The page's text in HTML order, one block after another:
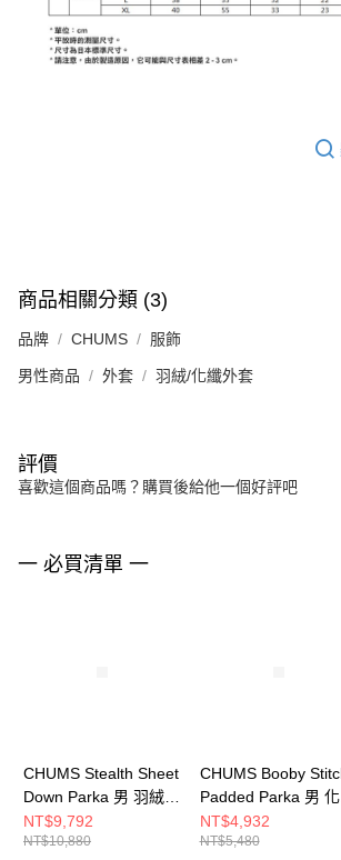
商品相關分類 (3)
品牌 CHUMS 服飾
男性商品 外套 羽絨/化纖外套
評價
喜歡這個商品嗎？購買後給他一個好評吧
一 必買清單 一
CHUMS Stealth Sheet
Down Parka 男 羽絨外
套 黑色
CH041483K001
NT$9,792
NT$10,880
CHUMS Booby
Padded Parka 男 化
外套 橄欖綠
CH041468M032
NT$4,932
NT$5,480